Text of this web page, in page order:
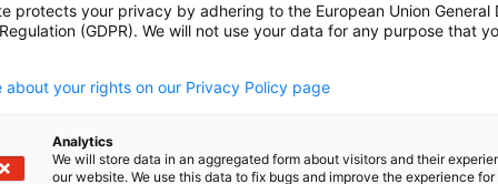
Buchführung
und Betrieben; Unternehmensberatung
protects your privacy by adhering to the European Union General
(GDPR). We will not use your data for any purpose that
about your rights on our Privacy Policy page
Analytics
We will store data in an aggregated form about visitors and their
our website. We use this data to fix bugs and improve the experience for